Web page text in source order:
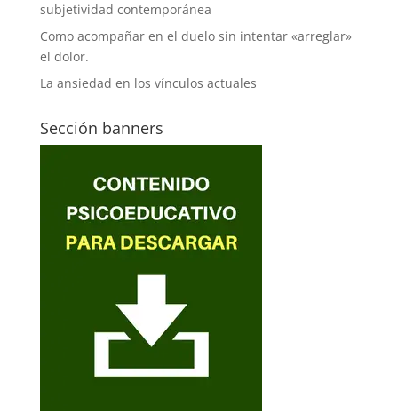
subjetividad contemporánea
Como acompañar en el duelo sin intentar «arreglar»
el dolor.
La ansiedad en los vínculos actuales
Sección banners